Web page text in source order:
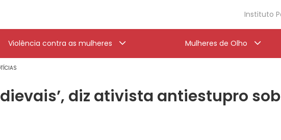
Instituto
Violência contra as mulheres Mulheres de Olho
diz ativista antiestupro